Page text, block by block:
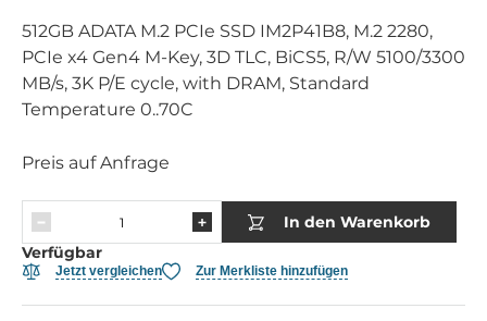
512GB ADATA M.2 PCIe SSD IM2P41B8, M.2 2280,
PCIe x4 Gen4 M-Key, 3D TLC, BiCS5, R/W 5100/3300
MB/s, 3K P/E cycle, with DRAM, Standard
Temperature 0..70C
Preis auf Anfrage
In den Warenkorb
Verfügbar
Jetzt vergleichen Zur Merkliste hinzufügen